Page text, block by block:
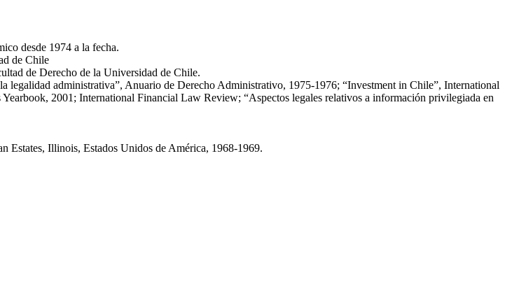
desde 1974 a la fecha.
de Chile
de Derecho de la Universidad de Chile.
legalidad administrativa”, Anuario de Derecho Administrativo, 1975-1976; “Investment in Chile”, International
2001; International Financial Law Review; “Aspectos legales relativos a información privilegiada en
Estates, Illinois, Estados Unidos de América, 1968-1969.